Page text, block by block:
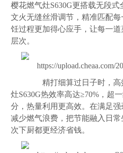
樱花燃气灶S630G更搭载无段式
文火无缝丝滑调节，精准匹配
饪过程更加得心应手，让每一
层次。
精打细算过日子时，高
灶S630G热效率高达≥70%，超
分，热量利用更高效。在满足
减少燃气浪费，把节能融入日
次下厨都更经济省钱。